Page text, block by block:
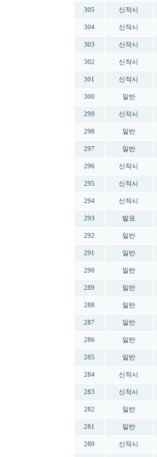
305 신작시
304 신작시
303 신작시
302 신작시
301 신작시
300 일반
299 신작시
298 일반
297 일반
296 신작시
295 신작시
294 신작시
293 발표
292 일반
291 일반
290 일반
289 일반
288 일반
287 일반
286 일반
285 일반
284 신작시
283 신작시
282 일반
281 일반
280 신작시